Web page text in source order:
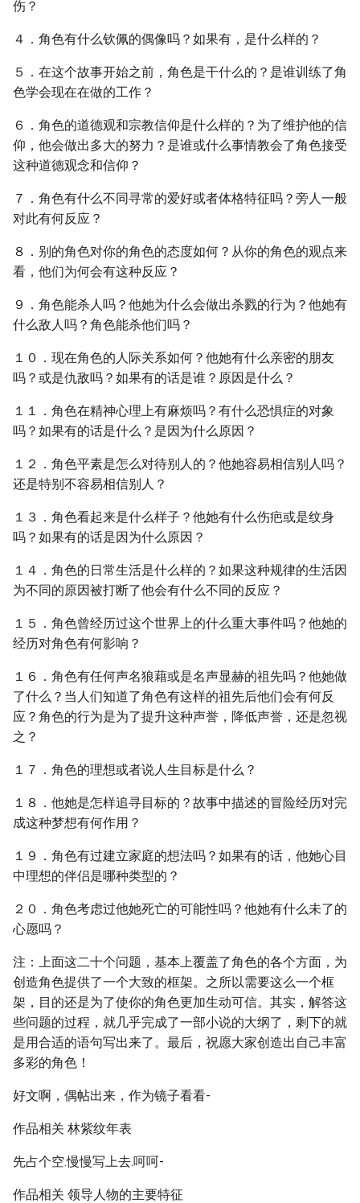
伤？
４．角色有什么钦佩的偶像吗？如果有，是什么样的？
５．在这个故事开始之前，角色是干什么的？是谁训练了角
色学会现在在做的工作？
６．角色的道德观和宗教信仰是什么样的？为了维护他的信
仰，他会做出多大的努力？是谁或什么事情教会了角色接受
这种道德观念和信仰？
７．角色有什么不同寻常的爱好或者体格特征吗？旁人一般
对此有何反应？
８．别的角色对你的角色的态度如何？从你的角色的观点来
看，他们为何会有这种反应？
９．角色能杀人吗？他她为什么会做出杀戮的行为？他她有
什么敌人吗？角色能杀他们吗？
１０．现在角色的人际关系如何？他她有什么亲密的朋友
吗？或是仇敌吗？如果有的话是谁？原因是什么？
１１．角色在精神心理上有麻烦吗？有什么恐惧症的对象
吗？如果有的话是什么？是因为什么原因？
１２．角色平素是怎么对待别人的？他她容易相信别人吗？
还是特别不容易相信别人？
１３．角色看起来是什么样子？他她有什么伤疤或是纹身
吗？如果有的话是因为什么原因？
１４．角色的日常生活是什么样的？如果这种规律的生活因
为不同的原因被打断了他会有什么不同的反应？
１５．角色曾经历过这个世界上的什么重大事件吗？他她的
经历对角色有何影响？
１６．角色有任何声名狼藉或是名声显赫的祖先吗？他她做
了什么？当人们知道了角色有这样的祖先后他们会有何反
应？角色的行为是为了提升这种声誉，降低声誉，还是忽视
之？
１７．角色的理想或者说人生目标是什么？
１８．他她是怎样追寻目标的？故事中描述的冒险经历对完
成这种梦想有何作用？
１９．角色有过建立家庭的想法吗？如果有的话，他她心目
中理想的伴侣是哪种类型的？
２０．角色考虑过他她死亡的可能性吗？他她有什么未了的
心愿吗？
注：上面这二十个问题，基本上覆盖了角色的各个方面，为
创造角色提供了一个大致的框架。之所以需要这么一个框
架，目的还是为了使你的角色更加生动可信。其实，解答这
些问题的过程，就几乎完成了一部小说的大纲了，剩下的就
是用合适的语句写出来了。最后，祝愿大家创造出自己丰富
多彩的角色！
好文啊，偶帖出来，作为镜子看看-
作品相关 林紫纹年表
先占个空.慢慢写上去.呵呵-
作品相关 领导人物的主要特征